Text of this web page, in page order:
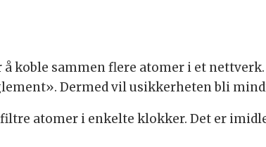
koble sammen flere atomer i et
Dermed vil usikkerheten bli
atomer i enkelte klokker. Det er